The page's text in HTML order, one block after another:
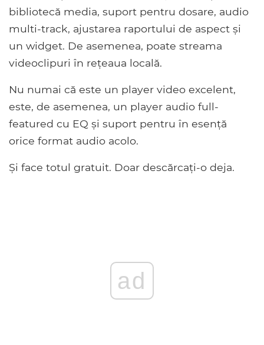
bibliotecă media, suport pentru dosare, audio
multi-track, ajustarea raportului de aspect și
un widget. De asemenea, poate streama
videoclipuri în rețeaua locală.
Nu numai că este un player video excelent,
este, de asemenea, un player audio full-
featured cu EQ și suport pentru în esență
orice format audio acolo.
Și face totul gratuit. Doar descărcați-o deja.
ad